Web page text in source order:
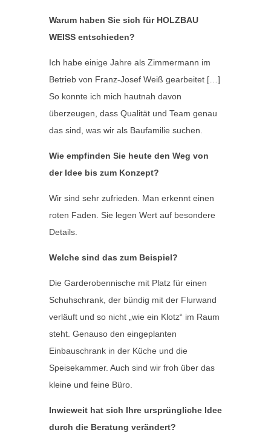
Warum haben Sie sich für HOLZBAU
WEISS entschieden?
Ich habe einige Jahre als Zimmermann im
Betrieb von Franz-Josef Weiß gearbeitet […]
So konnte ich mich hautnah davon
überzeugen, dass Qualität und Team genau
das sind, was wir als Baufamilie suchen.
Wie empfinden Sie heute den Weg von
der Idee bis zum Konzept?
Wir sind sehr zufrieden. Man erkennt einen
roten Faden. Sie legen Wert auf besondere
Details.
Welche sind das zum Beispiel?
Die Garderobennische mit Platz für einen
Schuhschrank, der bündig mit der Flurwand
verläuft und so nicht „wie ein Klotz“ im Raum
steht. Genauso den eingeplanten
Einbauschrank in der Küche und die
Speisekammer. Auch sind wir froh über das
kleine und feine Büro.
Inwieweit hat sich Ihre ursprüngliche Idee
durch die Beratung verändert?